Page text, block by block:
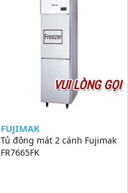
VUI LÒNG GỌI
FUJIMAK
Tủ đông mát 2 cánh Fujimak
FR7665FK